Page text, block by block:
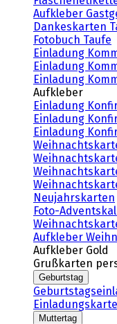
Aufkleber
Dankeskarten
Fotobuch Taufe
Einladung
Einladung
Einladung
Aufkleber
Einladung
Einladung
Einladung
Neujahrskarten
Foto-
Aufkleber
Aufkleber Gold
Grußkarten
Geburtstag
Muttertag